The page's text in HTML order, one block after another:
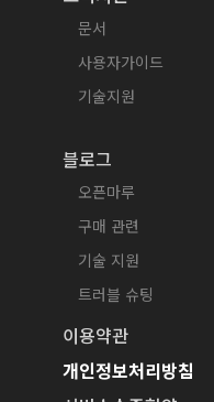
문서
사용자가이드
기술지원
블로그
오픈마루
구매 관련
기술 지원
트러블 슈팅
이용약관
개인정보처리방침